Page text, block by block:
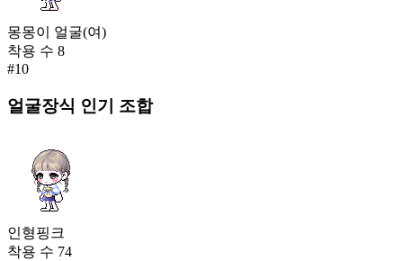
몽몽이 얼굴(여)
착용 수 8
#10
얼굴장식 인기 조합
인형핑크
착용 수 74